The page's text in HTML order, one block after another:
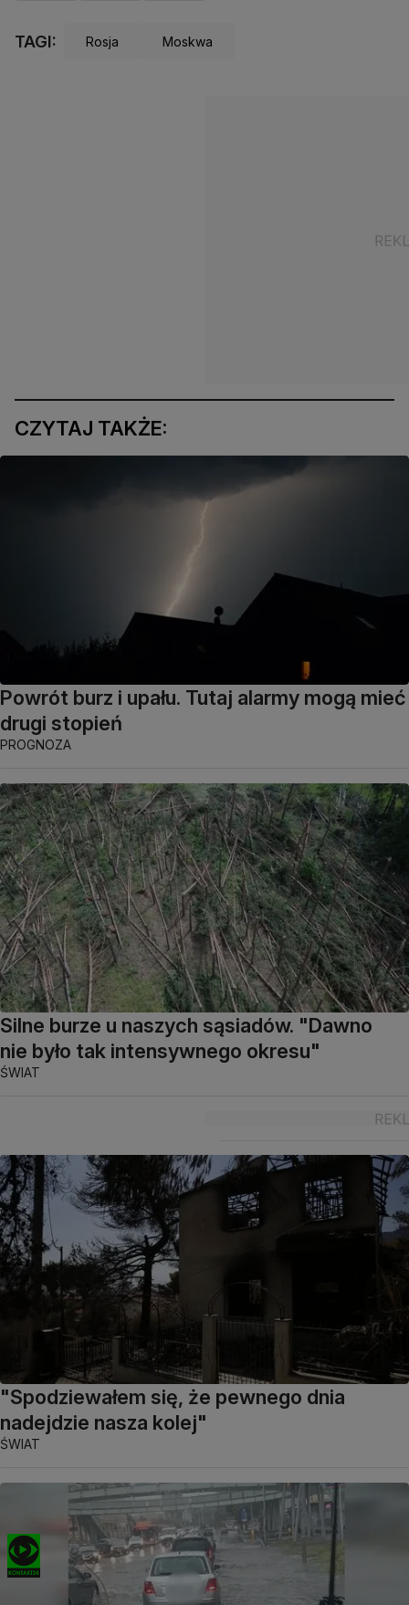
TAGI: Rosja Moskwa
CZYTAJ TAKŻE:
Powrót burz i upału. Tutaj alarmy mogą mieć
drugi stopień
PROGNOZA
Silne burze u naszych sąsiadów. "Dawno
nie było tak intensywnego okresu"
ŚWIAT
"Spodziewałem się, że pewnego dnia
nadejdzie nasza kolej"
ŚWIAT